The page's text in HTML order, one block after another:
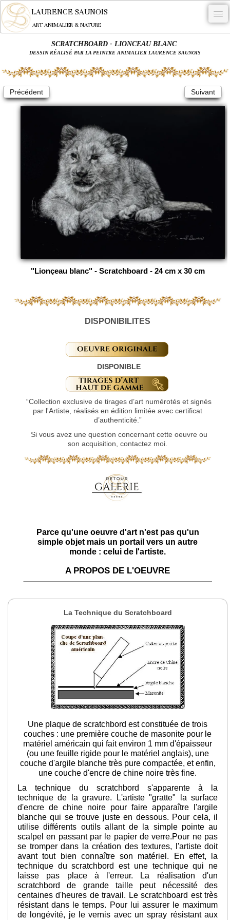
LAURENCE SAUNOIS
ART ANIMALIER & NATURE
NYMPHEUS LUMINANSIS.
OEUVRES
BECASSE
COMMANDE
L'ARTISTE.
CONTACT
Français
SCRATCHBOARD - LIONCEAU BLANC
DESSIN RÉALISÉ PAR LA PEINTRE ANIMALIER LAURENCE SAUNOIS
Précédent Suivant
"Lionçeau blanc" - Scratchboard - 24 cm x 30 cm
DISPONIBILITES
DISPONIBLE
“Collection exclusive de tirages d’art numérotés et signés
par l'Artiste, réalisés en édition limitée avec certificat
d’authenticité.”
Si vous avez une question concernant cette oeuvre ou
son acquisition, contactez moi.
Parce qu'une oeuvre d'art n'est pas qu'un
simple objet mais un portail vers un autre
monde : celui de l'artiste.
A PROPOS DE L'OEUVRE
La Technique du Scratchboard
Une plaque de scratchbord est constituée de trois
couches : une première couche de masonite pour le
matériel américain qui fait environ 1 mm d'épaisseur
(ou une feuille rigide pour le matériel anglais), une
couche d'argile blanche très pure compactée, et enfin,
une couche d'encre de chine noire très fine.
La technique du scratchbord s'apparente à la
technique de la gravure. L'artiste "gratte" la surface
d'encre de chine noire pour faire apparaître l'argile
blanche qui se trouve juste en dessous. Pour cela, il
utilise différents outils allant de la simple pointe au
scalpel en passant par le papier de verre.Pour ne pas
se tromper dans la création des textures, l'artiste doit
avant tout bien connaître son matériel. En effet, la
technique du scratchbord est une technique qui ne
laisse pas place à l'erreur. La réalisation d'un
scratchbord de grande taille peut nécessité des
centaines d'heures de travail. Le scratchboard est très
résistant dans le temps. Pour lui assurer le maximum
de longévité, je le vernis avec un spray résistant aux